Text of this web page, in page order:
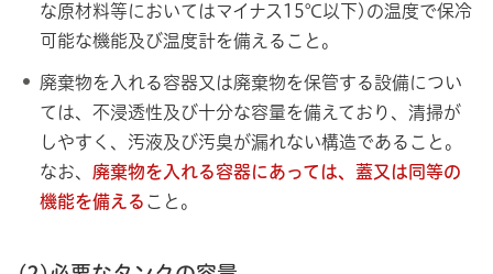
な原材料等においてはマイナス15℃以下)の温度で保冷
可能な機能及び温度計を備えること。
廃棄物を入れる容器又は廃棄物を保管する設備につい
ては、不浸透性及び十分な容量を備えており、清掃が
しやすく、汚液及び汚臭が漏れない構造であること。
なお、 廃棄物を入れる容器にあっては、蓋又は同等の
機能を備える こと。